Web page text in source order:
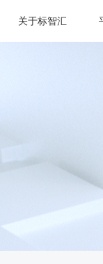
关于标智汇